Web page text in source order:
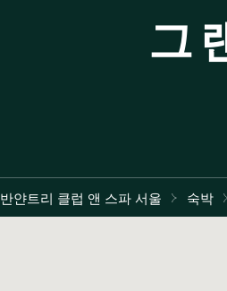
그
반얀트리 클럽 앤 스파 서울 숙박